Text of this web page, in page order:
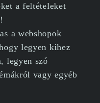
a feltételeket
a webshopok
legyen kihez
legyen szó
vagy egyéb